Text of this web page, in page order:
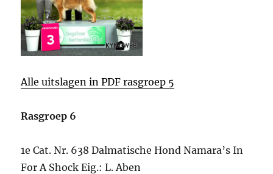
Alle uitslagen in PDF rasgroep 5
Rasgroep 6
1e Cat. Nr. 638 Dalmatische Hond Namara’s In
For A Shock Eig.: L. Aben